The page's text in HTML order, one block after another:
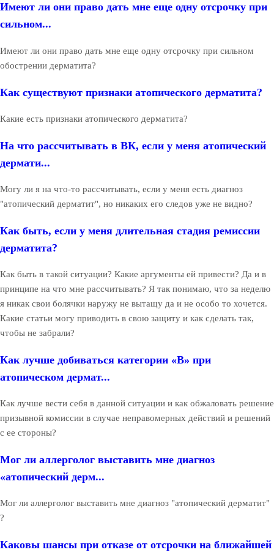
Имеют ли они право дать мне еще одну отсрочку при
сильном...
Имеют ли они право дать мне еще одну отсрочку при сильном
обострении дерматита?
Как существуют признаки атопического дерматита?
Какие есть признаки атопического дерматита?
На что рассчитывать в ВК, если у меня атопический
дермати...
Могу ли я на что-то рассчитывать, если у меня есть диагноз
"атопический дерматит", но никаких его следов уже не видно?
Как быть, если у меня длительная стадия ремиссии
дерматита?
Как быть в такой ситуации? Какие аргументы ей привести? Да и в
принципе на что мне рассчитывать? Я так понимаю, что за неделю
я никак свои болячки наружу не вытащу да и не особо то хочется.
Какие статьи могу приводить в свою защиту и как сделать так,
чтобы не забрали?
Как лучше добиваться категории «В» при
атопическом дермат...
Как лучше вести себя в данной ситуации и как обжаловать решение
призывной комиссии в случае неправомерных действий и решений
с ее стороны?
Мог ли аллерголог выставить мне диагноз
«атопический дерм...
Мог ли аллерголог выставить мне диагноз "атопический дерматит"
?
Каковы шансы при отказе от отсрочки на ближайшей